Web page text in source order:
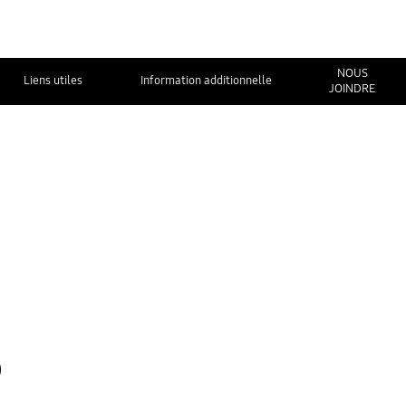
Liens utiles Information additionnelle
NOUS
JOINDRE